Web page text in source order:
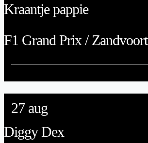
Kraantje pappie
F1 Grand Prix / Zandvoort
27aug
Diggy Dex